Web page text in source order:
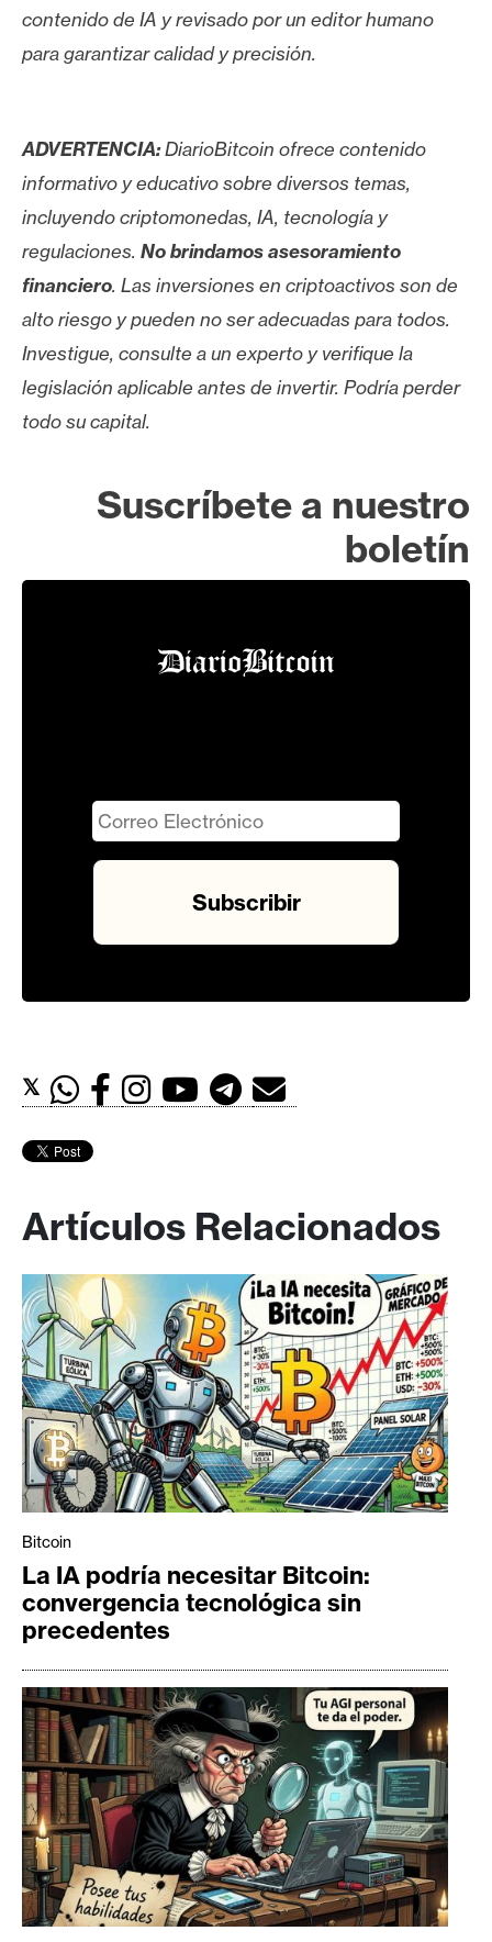
contenido de IA y revisado por un editor humano
para garantizar calidad y precisión.
ADVERTENCIA:DiarioBitcoin ofrece contenido
informativo y educativo sobre diversos temas,
incluyendo criptomonedas, IA, tecnología y
regulaciones. No brindamos asesoramiento
financiero. Las inversiones en criptoactivos son de
alto riesgo y pueden no ser adecuadas para todos.
Investigue, consulte a un experto y verifique la
legislación aplicable antes de invertir. Podría perder
todo su capital.
Suscríbete a nuestro
boletín
𝕏
Artículos Relacionados
Bitcoin
La IA podría necesitar Bitcoin:
convergencia tecnológica sin
precedentes